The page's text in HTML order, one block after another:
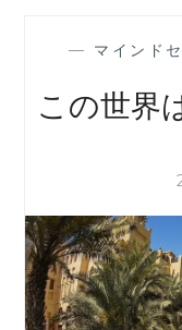
— マインド
この世界